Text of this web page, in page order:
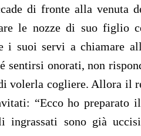
di fronte alla venuta
le nozze di suo figlio
i suoi servi a chiamare
sentirsi onorati, non
volerla cogliere. Allora il
“Ecco ho preparato
ingrassati sono già